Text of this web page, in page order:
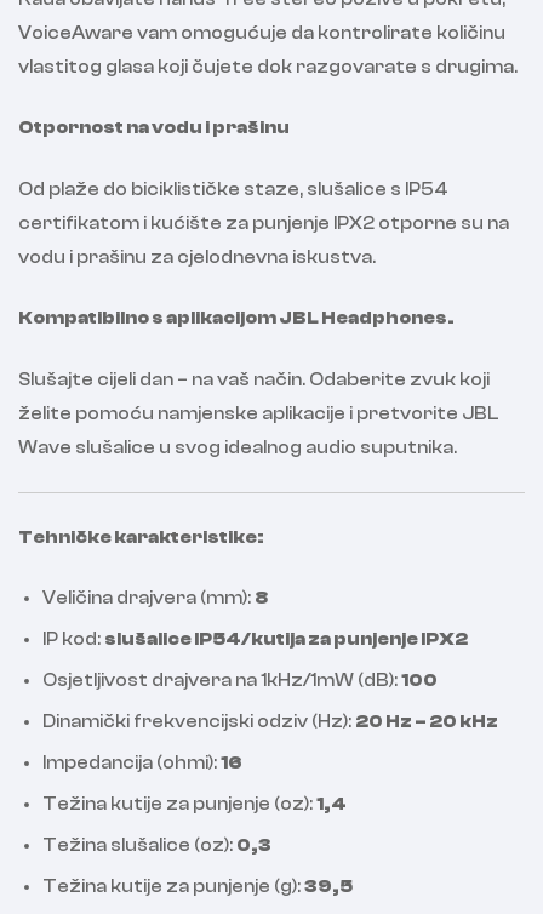
VoiceAware vam omogućuje da kontrolirate količinu
vlastitog glasa koji čujete dok razgovarate s drugima.
Otpornost na vodu i prašinu
Od plaže do biciklističke staze, slušalice s IP54
certifikatom i kućište za punjenje IPX2 otporne su na
vodu i prašinu za cjelodnevna iskustva.
Kompatibilno s aplikacijom JBL Headphones.
Slušajte cijeli dan – na vaš način. Odaberite zvuk koji
želite pomoću namjenske aplikacije i pretvorite JBL
Wave slušalice u svog idealnog audio suputnika.
Tehničke karakteristike:
Veličina drajvera (mm): 8
IP kod: slušalice IP54/kutija za punjenje IPX2
Osjetljivost drajvera na 1kHz/1mW (dB):100
Dinamički frekvencijski odziv (Hz): 20 Hz – 20 kHz
Impedancija (ohmi):16
Težina kutije za punjenje (oz):1,4
Težina slušalice (oz): 0,3
Težina kutije za punjenje (g):39,5